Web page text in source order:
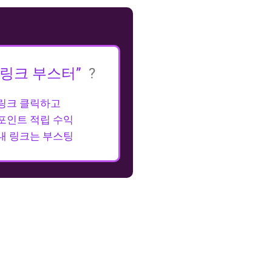
크 부스터” ?
크 클릭하고
인트 적립 수익
링크는 부스팅